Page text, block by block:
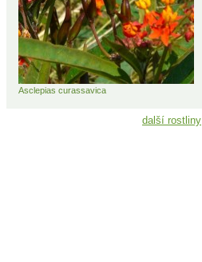
Asclepias curassavica
další rostliny